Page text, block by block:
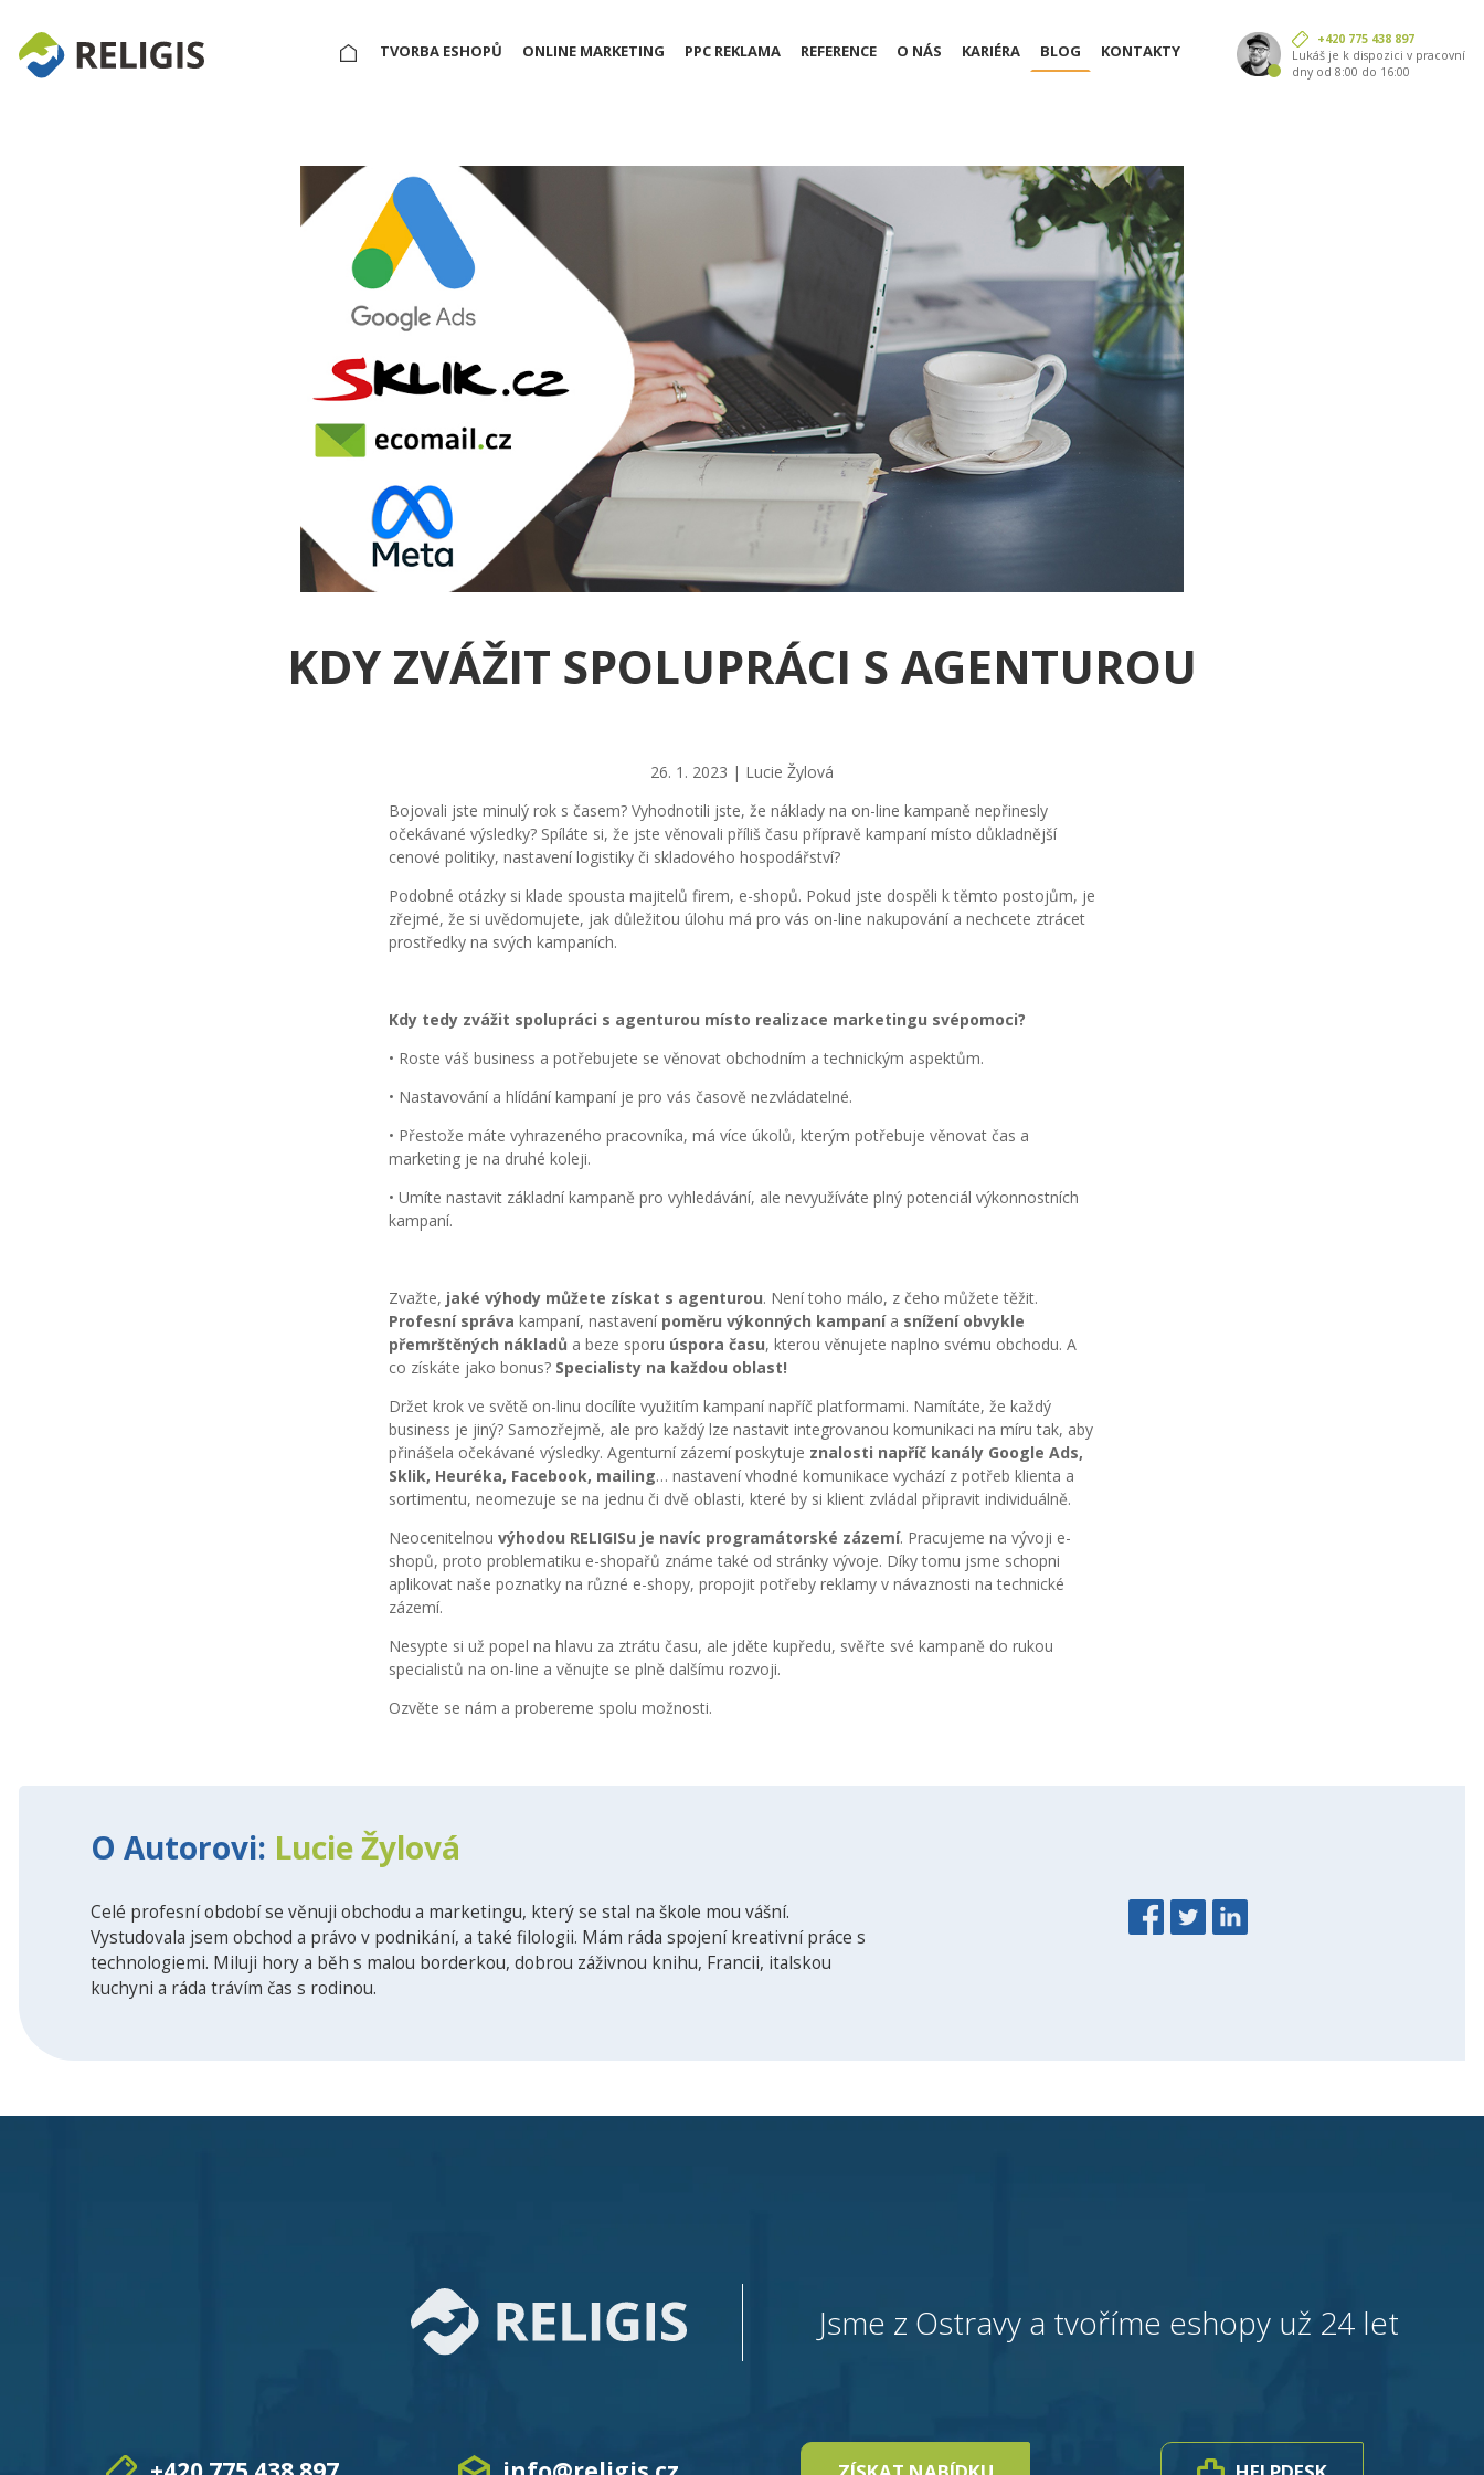
HLAVNÍ STRÁNKA
TVORBA ESHOPŮ ONLINE MARKETING PPC REKLAMA REFERENCE O NÁS KARIÉRA BLOG KONTAKTY
+420 775 438 897
Lukáš je k dispozici v pracovní
dny od 8:00 do 16:00
KDY ZVÁŽIT SPOLUPRÁCI S AGENTUROU
26. 1. 2023 | Lucie Žylová
Bojovali jste minulý rok s časem? Vyhodnotili jste, že náklady na on-line kampaně nepřinesly
očekávané výsledky? Spíláte si, že jste věnovali příliš času přípravě kampaní místo důkladnější
cenové politiky, nastavení logistiky či skladového hospodářství?
Podobné otázky si klade spousta majitelů firem, e-shopů. Pokud jste dospěli k těmto postojům, je
zřejmé, že si uvědomujete, jak důležitou úlohu má pro vás on-line nakupování a nechcete ztrácet
prostředky na svých kampaních.
Kdy tedy zvážit spolupráci s agenturou místo realizace marketingu svépomoci?
• Roste váš business a potřebujete se věnovat obchodním a technickým aspektům.
• Nastavování a hlídání kampaní je pro vás časově nezvládatelné.
• Přestože máte vyhrazeného pracovníka, má více úkolů, kterým potřebuje věnovat čas a
marketing je na druhé koleji.
• Umíte nastavit základní kampaně pro vyhledávání, ale nevyužíváte plný potenciál výkonnostních
kampaní.
Zvažte, jaké výhody můžete získat s agenturou. Není toho málo, z čeho můžete těžit.
Profesní správa kampaní, nastavení poměru výkonných kampanía snížení obvykle
přemrštěných nákladů a beze sporu úspora času, kterou věnujete naplno svému obchodu. A
co získáte jako bonus? Specialisty na každou oblast!
Držet krok ve světě on-linu docílíte využitím kampaní napříč platformami. Namítáte, že každý
business je jiný? Samozřejmě, ale pro každý lze nastavit integrovanou komunikaci na míru tak, aby
přinášela očekávané výsledky. Agenturní zázemí poskytuje znalosti napříč kanály Google Ads,
Sklik, Heuréka, Facebook, mailing… nastavení vhodné komunikace vychází z potřeb klienta a
sortimentu, neomezuje se na jednu či dvě oblasti, které by si klient zvládal připravit individuálně.
Neocenitelnou výhodou RELIGISu je navíc programátorské zázemí. Pracujeme na vývoji e-
shopů, proto problematiku e-shopařů známe také od stránky vývoje. Díky tomu jsme schopni
aplikovat naše poznatky na různé e-shopy, propojit potřeby reklamy v návaznosti na technické
zázemí.
Nesypte si už popel na hlavu za ztrátu času, ale jděte kupředu, svěřte své kampaně do rukou
specialistů na on-line a věnujte se plně dalšímu rozvoji.
Ozvěte se nám a probereme spolu možnosti.
O Autorovi: Lucie Žylová
Celé profesní období se věnuji obchodu a marketingu, který se stal na škole mou vášní.
Vystudovala jsem obchod a právo v podnikání, a také filologii. Mám ráda spojení kreativní práce s
technologiemi. Miluji hory a běh s malou borderkou, dobrou záživnou knihu, Francii, italskou
kuchyni a ráda trávím čas s rodinou.
Jsme z Ostravy a tvoříme eshopy už 24 let